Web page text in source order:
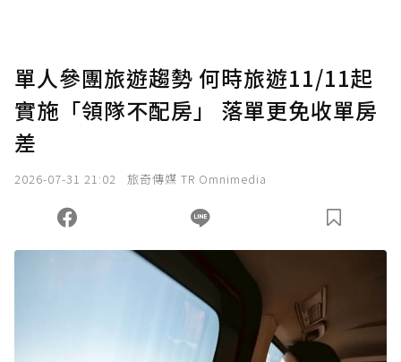
確認送出
您當前剩餘 U 利點數：0點；前往 購買點數
單人參團旅遊趨勢 何時旅遊11/11起
實施「領隊不配房」 落單更免收單房
差
2026-07-31 21:02 旅奇傳媒 TR Omnimedia